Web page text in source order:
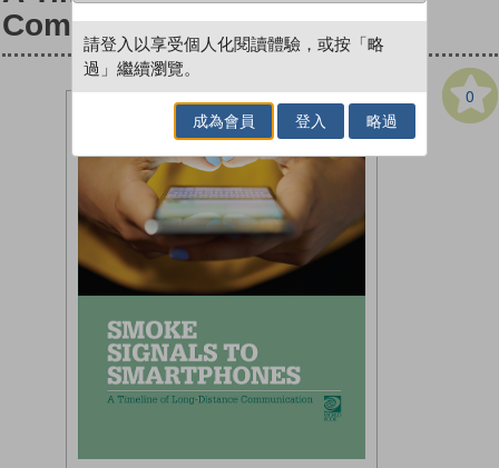
Communication
0
請登入以享受個人化閱讀體驗，或按「略
過」繼續瀏覽。
成為會員 登入 略過